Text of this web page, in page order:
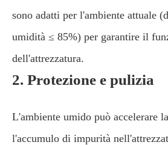
sono adatti per l'ambiente attuale
umidità ≤ 85%) per garantire il
dell'attrezzatura.
2. Protezione e pulizia
L'ambiente umido può accelerare
l'accumulo di impurità